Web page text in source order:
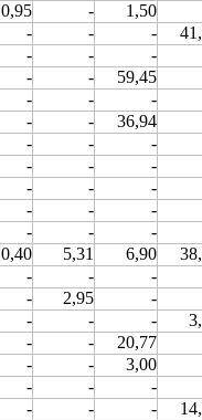
0,95 -
1,50
- - -
- -
-
- -
59,45
- -
-
- -
36,94
- -
-
- -
-
- -
-
- -
-
- -
-
0,40 5,31 6,90
- -
-
- 2,95
-
- - -
- -
20,77
- -
3,00
- -
-
- - -